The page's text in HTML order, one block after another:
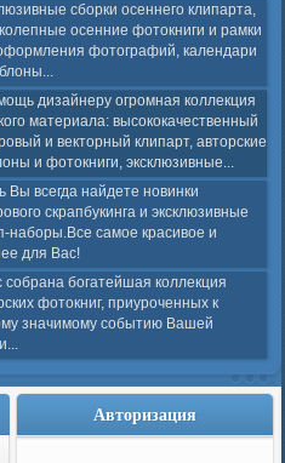
сборки осеннего клипарта,
осенние фотокниги и рамки
фотографий, календари
дизайнеру огромная коллекция
материала: высококачественный
и векторный клипарт, авторские
и фотокниги, эксклюзивные...
Вы всегда найдете новинки
скрапбукинга и эксклюзивные
наборы.Все самое красивое и
для Вас!
собрана богатейшая коллекция
фотокниг, приуроченных к
значимому событию Вашей
Авторизация